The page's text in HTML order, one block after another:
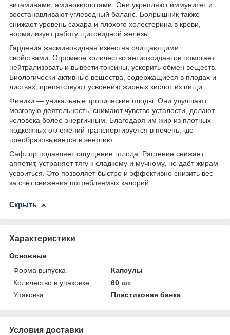
витаминами, аминокислотами. Они укрепляют иммунитет и
восстанавливают углеводный баланс. Боярышник также
снижает уровень сахара и плохого холестерина в крови,
нормализует работу щитовидной железы.
Гардения жасминовидная известна очищающими
свойствами. Огромное количество антиоксидантов помогает
нейтрализовать и вывести токсины, ускорить обмен веществ.
Биологически активные вещества, содержащиеся в плодах и
листьях, препятствуют усвоению жирных кислот из пищи.
Финики — уникальные тропические плоды. Они улучшают
мозговую деятельность, снимают чувство усталости, делают
человека более энергичным. Благодаря им жир из плотных
подкожных отложений транспортируется в печень, где
преобразовывается в энергию.
Сафлор подавляет ощущение голода. Растение снижает
аппетит, устраняет тягу к сладкому и мучному, не даёт жирам
усвоиться. Это позволяет быстро и эффективно снизить вес
за счёт снижения потребляемых калорий.
Скрыть
Характеристики
Основные
Форма выпуска
Капсулы
Количество в упаковке
60 шт
Упаковка
Пластиковая банка
Условия доставки